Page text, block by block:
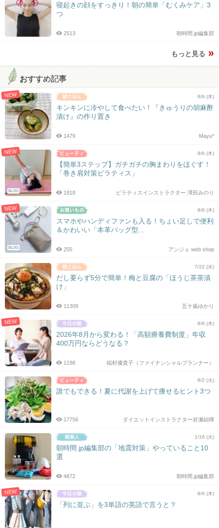
寝起きの顔をすっきり！朝の簡単「むくみケア」3
つ
朝時間.jp編集部
2513
もっと見る
おすすめ記事
NEW 8/6 (木)
キンキンに冷やして食べたい！『きゅうりの胡麻酢
漬け』の作り置き
Mayu*
1479
NEW
BLOG
8/6 (木)
【簡単3ステップ】ガチガチの胸まわりをほぐす！
「巻き肩対策ピラティス」
ピラティスインストラクター 澤田みのり
1818
NEW
BLOG
8/6 (木)
スマホやハンディファンも入る！ちょい足しで便利
＆かわいい「本革バッグ型...
アンジェ web shop
255
7/22 (水)
だし要らず5分で簡単！梅と豆腐の「ほうじ茶茶漬
け」
五十嵐ゆかり
11309
NEW 8/6 (木)
2026年8月から変わる！「高額療養費制度」年収
400万円ならどうなる？
稲村優貴子（ファイナンシャルプランナー）
1198
8/2 (火)
誰でもできる！夏に代謝を上げて痩せるヒント3つ
ダイエットインストラクター岩瀬結暉
17756
1/16 (火)
朝時間.jp編集部の「地震対策」やっていること10
選
朝時間.jp編集部
4872
NEW 8/6 (木)
「列に並ぶ」を3単語の英語で言うと？